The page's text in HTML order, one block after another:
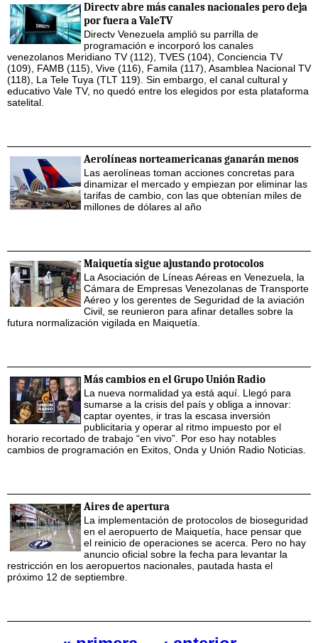
Directv abre más canales nacionales pero deja
por fuera a ValeTV
Directv Venezuela amplió su parrilla de
programación e incorporó los canales
venezolanos Meridiano TV (112), TVES (104), Conciencia TV
(109), FAMB (115), Vive (116), Famila (117), Asamblea Nacional TV
(118), La Tele Tuya (TLT 119). Sin embargo, el canal cultural y
educativo Vale TV, no quedó entre los elegidos por esta plataforma
satelital.
Aerolíneas norteamericanas ganarán menos
Las aerolíneas toman acciones concretas para
dinamizar el mercado y empiezan por eliminar las
tarifas de cambio, con las que obtenían miles de
millones de dólares al año
Maiquetía sigue ajustando protocolos
La Asociación de Líneas Aéreas en Venezuela, la
Cámara de Empresas Venezolanas de Transporte
Aéreo y los gerentes de Seguridad de la aviación
Civil, se reunieron para afinar detalles sobre la
futura normalización vigilada en Maiquetía.
Más cambios en el Grupo Unión Radio
La nueva normalidad ya está aquí. Llegó para
sumarse a la crisis del país y obliga a innovar:
captar oyentes, ir tras la escasa inversión
publicitaria y operar al ritmo impuesto por el
horario recortado de trabajo “en vivo”. Por eso hay notables
cambios de programación en Exitos, Onda y Unión Radio Noticias.
Aires de apertura
La implementación de protocolos de bioseguridad
en el aeropuerto de Maiquetía, hace pensar que
el reinicio de operaciones se acerca. Pero no hay
anuncio oficial sobre la fecha para levantar la
restricción en los aeropuertos nacionales, pautada hasta el
próximo 12 de septiembre.